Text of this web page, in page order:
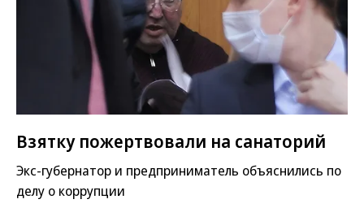
Взятку пожертвовали на санаторий
Экс-губернатор и предприниматель объяснились по
делу о коррупции